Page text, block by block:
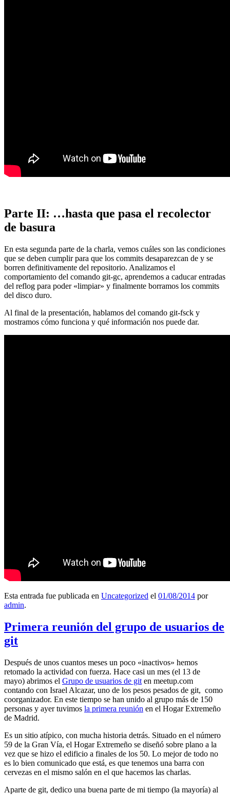
Parte II: …hasta que pasa el recolector
de basura
En esta segunda parte de la charla, vemos cuáles son las condiciones
que se deben cumplir para que los commits desaparezcan de y se
borren definitivamente del repositorio. Analizamos el
comportamiento del comando git-gc, aprendemos a caducar entradas
del reflog para poder «limpiar» y finalmente borramos los commits
del disco duro.
Al final de la presentación, hablamos del comando git-fsck y
mostramos cómo funciona y qué información nos puede dar.
Esta entrada fue publicada en Uncategorized el 01/08/2014 por
admin.
Primera reunión del grupo de usuarios de
git
Después de unos cuantos meses un poco «inactivos» hemos
retomado la actividad con fuerza. Hace casi un mes (el 13 de
mayo) abrimos el Grupo de usuarios de git en meetup.com
contando con Israel Alcazar, uno de los pesos pesados de git, como
coorganizador. En este tiempo se han unido al grupo más de 150
personas y ayer tuvimos la primera reunión en el Hogar Extremeño
de Madrid.
Es un sitio atípico, con mucha historia detrás. Situado en el número
59 de la Gran Vía, el Hogar Extremeño se diseñó sobre plano a la
vez que se hizo el edificio a finales de los 50. Lo mejor de todo no
es lo bien comunicado que está, es que tenemos una barra con
cervezas en el mismo salón en el que hacemos las charlas.
Aparte de git, dedico una buena parte de mi tiempo (la mayoría) al